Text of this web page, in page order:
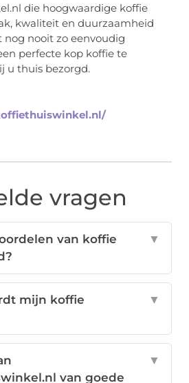
die hoogwaardige koffie
kwaliteit en duurzaamheid
nog nooit zo eenvoudig
perfecte kop koffie te
u thuis bezorgd.
vragen
van koffie
▼
mijn koffie
▼
van goede
▼